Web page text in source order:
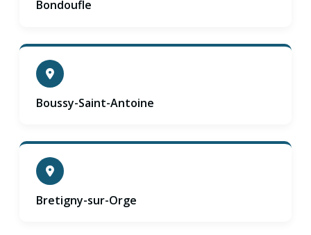
Bondoufle
Boussy-Saint-Antoine
Bretigny-sur-Orge